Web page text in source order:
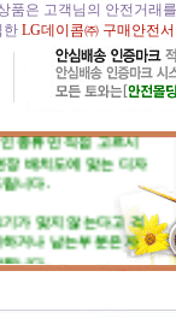
품은 고객님의 안전거래
LG데이콤㈜ 구매안전
공의뢰 절차☆
종류만 직접 고르시
배치도에 맞는 디자
니다.
기가 맞지 않는다고 걱
거나 남는부분은 자
니다.
근처에 타일공을 불러